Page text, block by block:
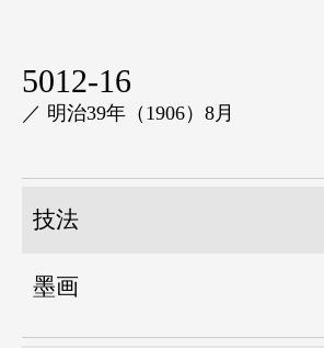
5012-16
／ 明治39年（1906）8月
技法
墨画